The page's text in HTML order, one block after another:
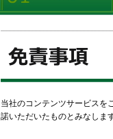
当社のコンテンツサービスを
諾いただいたものとみなしま